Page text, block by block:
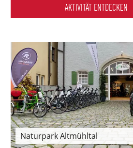
AKTIVITÄT ENTDECKEN
Naturpark Altmühltal